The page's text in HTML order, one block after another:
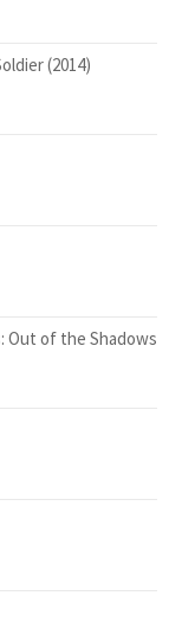
(2014)
Out of the Shadows